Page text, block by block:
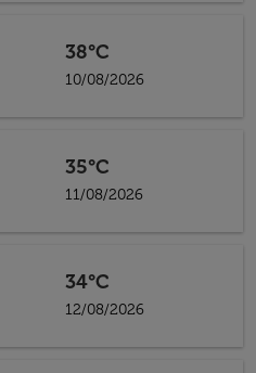
38°C
10/08/2026
35°C
11/08/2026
34°C
12/08/2026